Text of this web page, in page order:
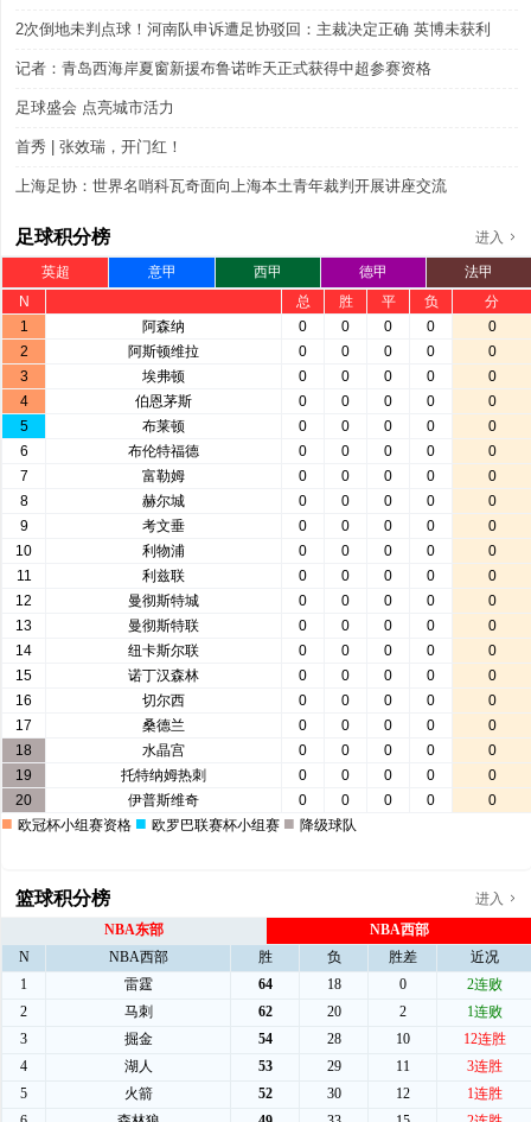
2次倒地未判点球！河南队申诉遭足协驳回：主裁决定正确 英博未获利
记者：青岛西海岸夏窗新援布鲁诺昨天正式获得中超参赛资格
足球盛会 点亮城市活力
首秀 | 张效瑞，开门红！
上海足协：世界名哨科瓦奇面向上海本土青年裁判开展讲座交流
进入
足球积分榜
进入
篮球积分榜